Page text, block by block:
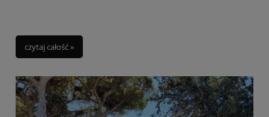
czytaj całość »